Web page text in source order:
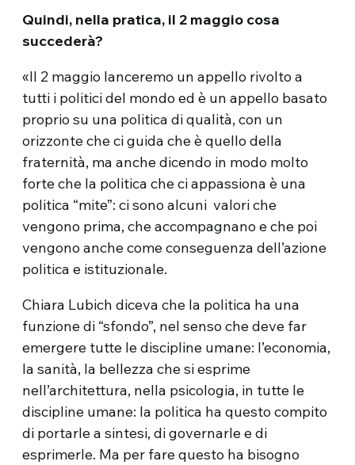
Quindi, nella pratica, il 2 maggio cosa
succederà?
«Il 2 maggio lanceremo un appello rivolto a
tutti i politici del mondo ed è un appello basato
proprio su una politica di qualità, con un
orizzonte che ci guida che è quello della
fraternità, ma anche dicendo in modo molto
forte che la politica che ci appassiona è una
politica “mite”: ci sono alcuni valori che
vengono prima, che accompagnano e che poi
vengono anche come conseguenza dell’azione
politica e istituzionale.
Chiara Lubich diceva che la politica ha una
funzione di “sfondo”, nel senso che deve far
emergere tutte le discipline umane: l’economia,
la sanità, la bellezza che si esprime
nell’architettura, nella psicologia, in tutte le
discipline umane: la politica ha questo compito
di portarle a sintesi, di governarle e di
esprimerle. Ma per fare questo ha bisogno